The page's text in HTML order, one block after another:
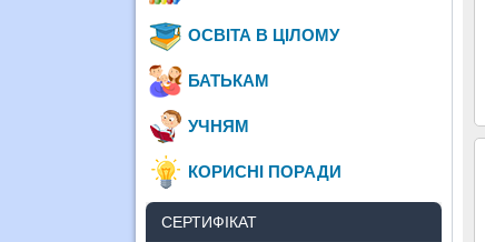
ОСВІТА В ЦІЛОМУ
БАТЬКАМ
УЧНЯМ
КОРИСНІ ПОРАДИ
СЕРТИФІКАТ